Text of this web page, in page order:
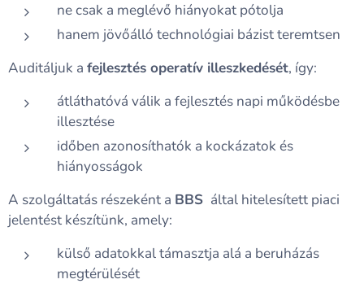
ne csak a meglévő hiányokat pótolja
hanem jövőálló technológiai bázist teremtsen
Auditáljuk a fejlesztés operatív illeszkedését, így:
átláthatóvá válik a fejlesztés napi működésbe
illesztése
időben azonosíthatók a kockázatok és
hiányosságok
A szolgáltatás részeként a BBS által hitelesített piaci
jelentést készítünk, amely:
külső adatokkal támasztja alá a beruházás
megtérülését